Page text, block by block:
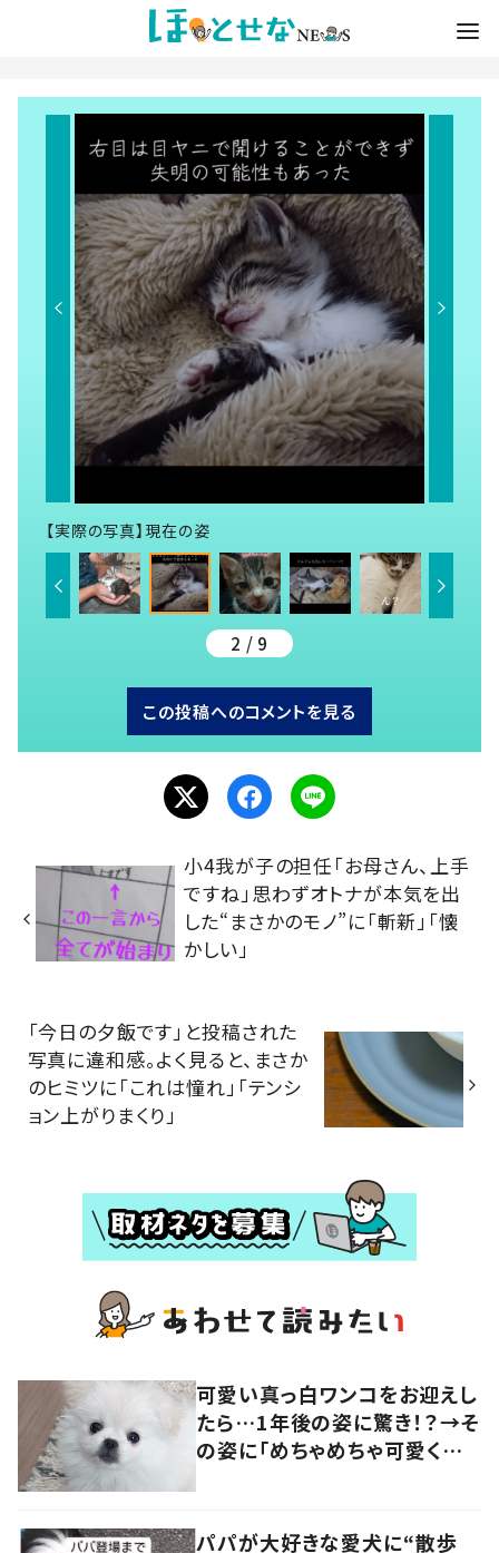
【実際の写真】現在の姿
2 / 9
この投稿へのコメントを見る
小4我が子の担任「お母さん、上手
ですね」思わずオトナが本気を出
した“まさかのモノ”に「斬新」「懐
かしい」
「今日の夕飯です」と投稿された
写真に違和感。よく見ると、まさか
のヒミツに「これは憧れ」「テンシ
ョン上がりまくり」
可愛い真っ白ワンコをお迎えし
たら…1年後の姿に驚き！？→そ
の姿に「めちゃめちゃ可愛くて
パパが大好きな愛犬に“散歩